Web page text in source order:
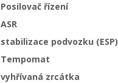
Posilovač řízení
ASR
stabilizace podvozku (ESP)
Tempomat
vyhřívaná zrcátka